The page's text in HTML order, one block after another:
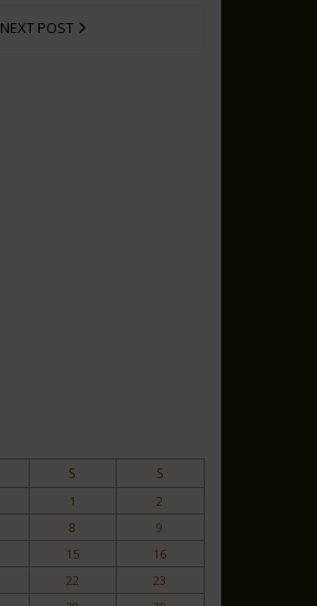
NEXT POST
S S
1
2
8
9
15
16
22
23